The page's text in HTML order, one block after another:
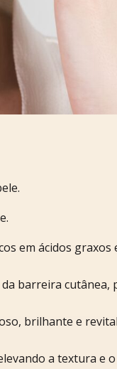
em ácidos graxos
barreira cutânea,
brilhante e
a textura e o